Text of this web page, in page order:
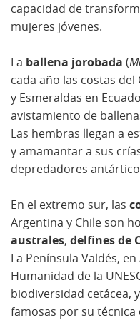
capacidad de
mujeres jóvenes.
La ballena jorobada (
cada año las costas
y Esmeraldas en
avistamiento de
Las hembras llegan a
y amamantar a sus
depredadores
En el extremo sur, las
Argentina y Chile son
australes, delfines de
La Península Valdés,
Humanidad de la
biodiversidad cetácea,
famosas por su